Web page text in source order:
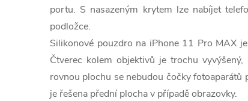
portu. S nasazeným krytem lze nabíjet
podložce.
Silikonové pouzdro na iPhone 11 Pro MAX
Čtverec kolem objektivů je trochu
rovnou plochu se nebudou čočky fotoaparátů
je řešena přední plocha v případě obrazovky.